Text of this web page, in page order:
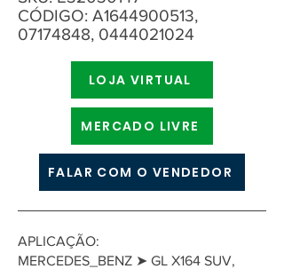
CÓDIGO: A1644900513,
07174848, 0444021024
LOJA VIRTUAL
MERCADO LIVRE
FALAR COM O VENDEDOR
APLICAÇÃO:
MERCEDES_BENZ ➤ GL X164 SUV,